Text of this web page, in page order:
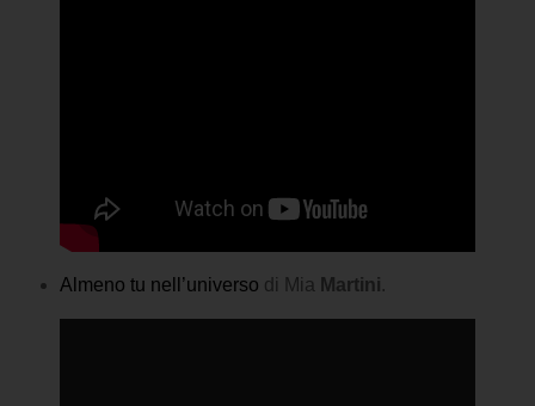
Almeno tu nell’universo di Mia Martini.